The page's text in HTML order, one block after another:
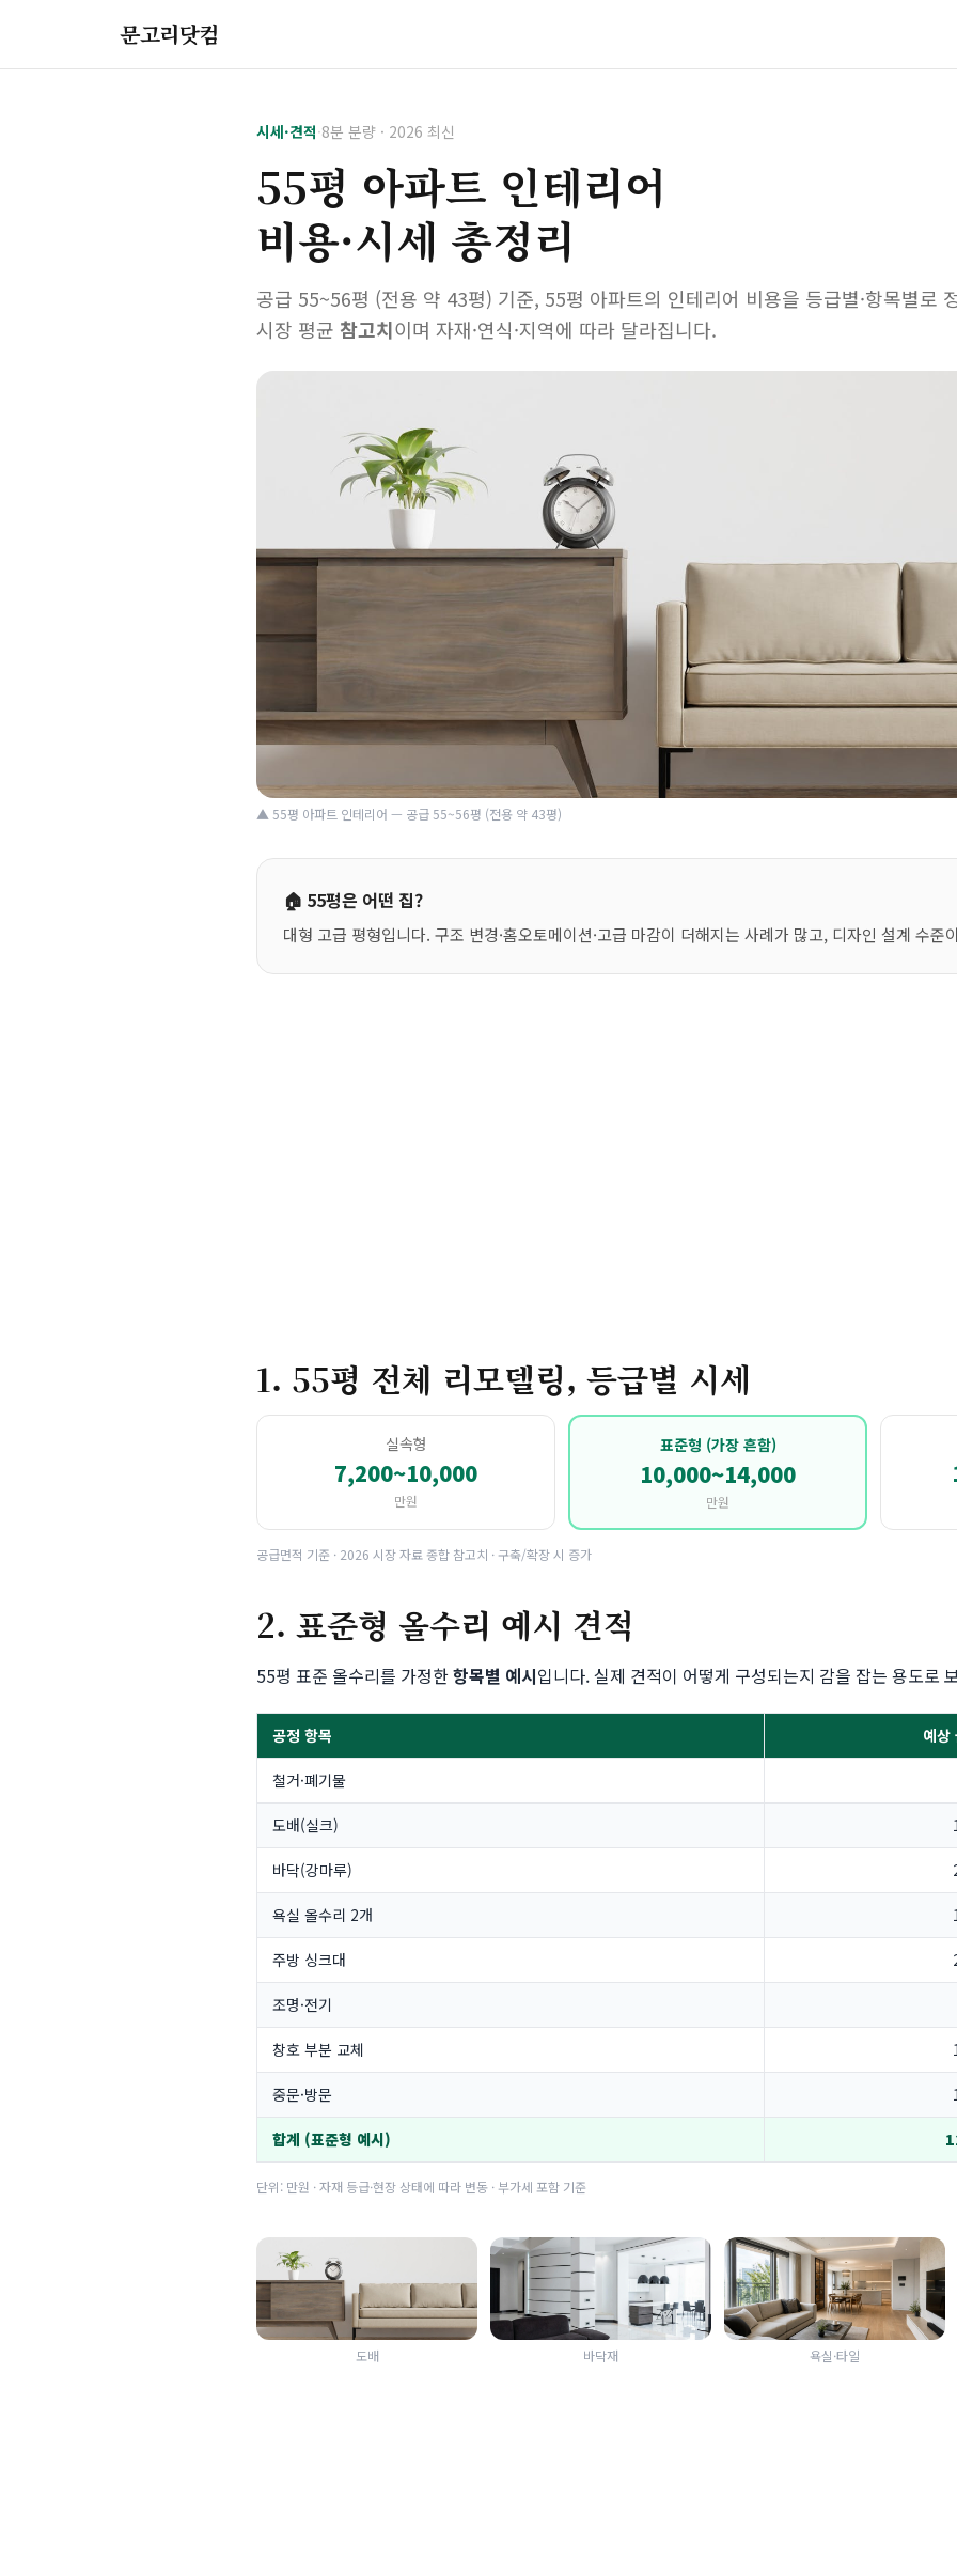
문고리닷컴
시세·견적·8분 분량 · 2026 최신
55평 아파트 인테리어
비용·시세 총정리
공급 55~56평 (전용 약 43평) 기준, 55평 아파트의 인테리어 비용을 등급별·항목별로
시장 평균 참고치이며 자재·연식·지역에 따라 달라집니다.
▲ 55평 아파트 인테리어 — 공급 55~56평 (전용 약 43평)
🏠 55평은 어떤 집?
대형 고급 평형입니다. 구조 변경·홈오토메이션·고급 마감이 더해지는 사례가 많고, 디자인 설계 수준
1. 55평 전체 리모델링, 등급별 시세
실속형
7,200~10,000
만원
표준형 (가장 흔함)
10,000~14,000
만원
공급면적 기준 · 2026 시장 자료 종합 참고치 · 구축/확장 시 증가
2. 표준형 올수리 예시 견적
55평 표준 올수리를 가정한항목별 예시입니다. 실제 견적이 어떻게 구성되는지 감을 잡는 용도로
공정 항목 예상
철거·폐기물
도배(실크)
바닥(강마루)
욕실 올수리 2개
주방 싱크대
조명·전기
창호 부분 교체
중문·방문
합계 (표준형 예시)
단위: 만원 · 자재 등급·현장 상태에 따라 변동 · 부가세 포함 기준
도배 바닥재 욕실·타일